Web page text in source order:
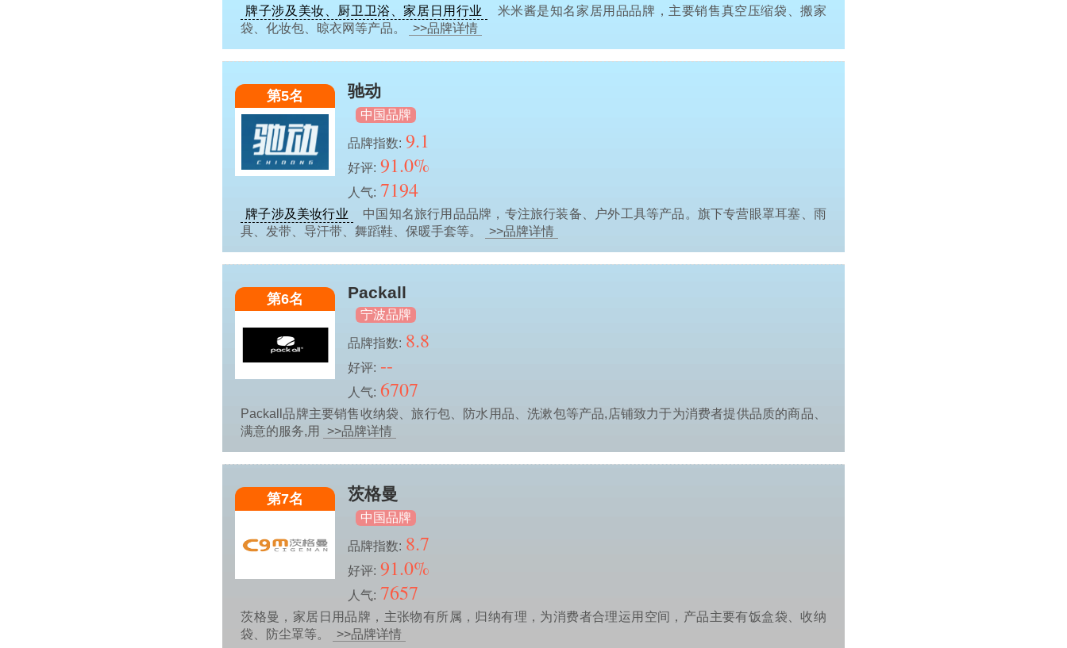
牌子涉及美妆、厨卫卫浴、家居日用行业
米米酱是知名家居用品品牌，主要销售真空压缩袋、搬家
袋、化妆包、晾衣网等产品。
>>品牌详情
第5名 驰动
中国品牌
品牌指数: 9.1
好评: 91.0%
人气: 7194
牌子涉及美妆行业
中国知名旅行用品品牌，专注旅行装备、户外工具等产品。旗下专营眼罩耳塞、雨
具、发带、导汗带、舞蹈鞋、保暖手套等。
>>品牌详情
第6名 Packall
宁波品牌
品牌指数: 8.8
好评: --
人气: 6707
Packall品牌主要销售收纳袋、旅行包、防水用品、洗漱包等产品,店铺致力于为消费者提供品质的商品、
满意的服务,用
>>品牌详情
第7名 茨格曼
中国品牌
品牌指数: 8.7
好评: 91.0%
人气: 7657
茨格曼，家居日用品牌，主张物有所属，归纳有理，为消费者合理运用空间，产品主要有饭盒袋、收纳
袋、防尘罩等。
>>品牌详情